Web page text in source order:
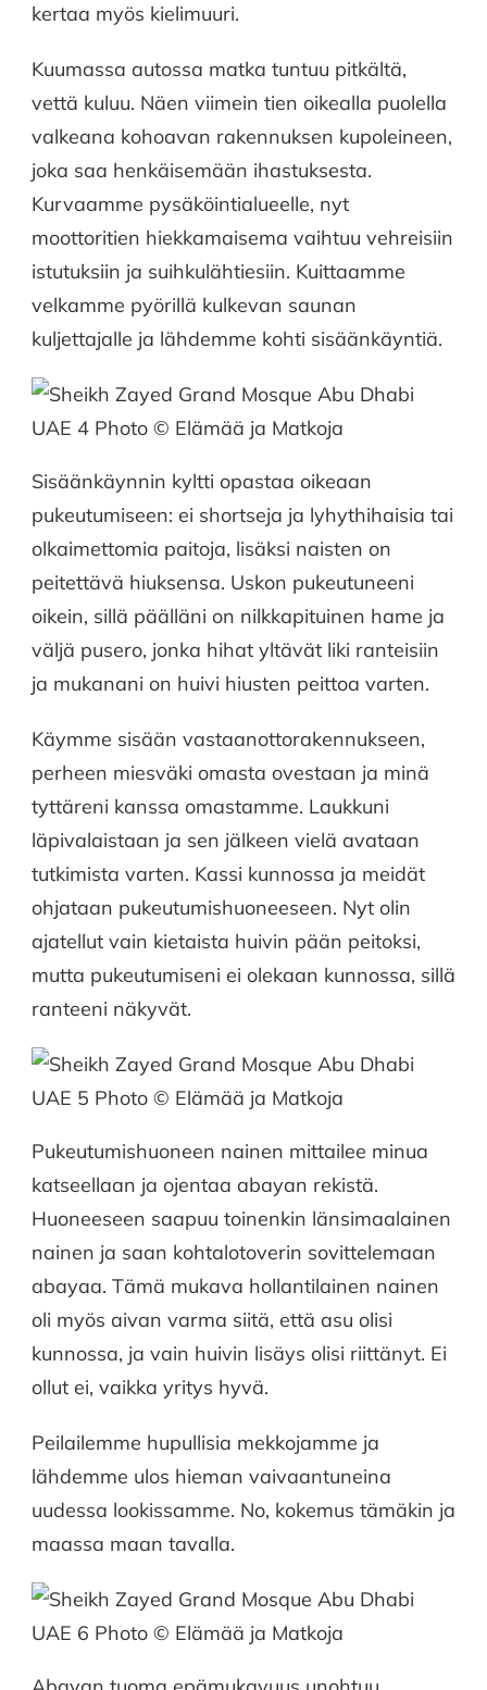
kertaa myös kielimuuri.
Kuumassa autossa matka tuntuu pitkältä,
vettä kuluu. Näen viimein tien oikealla puolella
valkeana kohoavan rakennuksen kupoleineen,
joka saa henkäisemään ihastuksesta.
Kurvaamme pysäköintialueelle, nyt
moottoritien hiekkamaisema vaihtuu vehreisiin
istutuksiin ja suihkulähtiesiin. Kuittaamme
velkamme pyörillä kulkevan saunan
kuljettajalle ja lähdemme kohti sisäänkäyntiä.
Sisäänkäynnin kyltti opastaa oikeaan
pukeutumiseen: ei shortseja ja lyhythihaisia tai
olkaimettomia paitoja, lisäksi naisten on
peitettävä hiuksensa. Uskon pukeutuneeni
oikein, sillä päälläni on nilkkapituinen hame ja
väljä pusero, jonka hihat yltävät liki ranteisiin
ja mukanani on huivi hiusten peittoa varten.
Käymme sisään vastaanottorakennukseen,
perheen miesväki omasta ovestaan ja minä
tyttäreni kanssa omastamme. Laukkuni
läpivalaistaan ja sen jälkeen vielä avataan
tutkimista varten. Kassi kunnossa ja meidät
ohjataan pukeutumishuoneeseen. Nyt olin
ajatellut vain kietaista huivin pään peitoksi,
mutta pukeutumiseni ei olekaan kunnossa, sillä
ranteeni näkyvät.
Pukeutumishuoneen nainen mittailee minua
katseellaan ja ojentaa abayan rekistä.
Huoneeseen saapuu toinenkin länsimaalainen
nainen ja saan kohtalotoverin sovittelemaan
abayaa. Tämä mukava hollantilainen nainen
oli myös aivan varma siitä, että asu olisi
kunnossa, ja vain huivin lisäys olisi riittänyt. Ei
ollut ei, vaikka yritys hyvä.
Peilailemme hupullisia mekkojamme ja
lähdemme ulos hieman vaivaantuneina
uudessa lookissamme. No, kokemus tämäkin ja
maassa maan tavalla.